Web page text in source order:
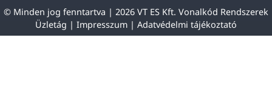
© Minden jog fenntartva | 2026 VT ES Kft. Vonalkód Rendszerek
Üzletág | Impresszum | Adatvédelmi tájékoztató